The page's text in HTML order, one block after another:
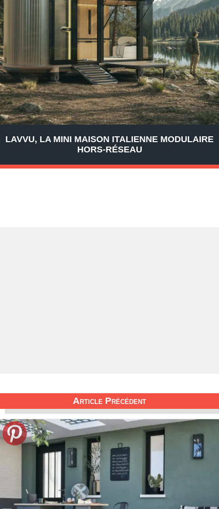
LAVVU, LA MINI MAISON ITALIENNE MODULAIRE
HORS-RÉSEAU
Article Précédent